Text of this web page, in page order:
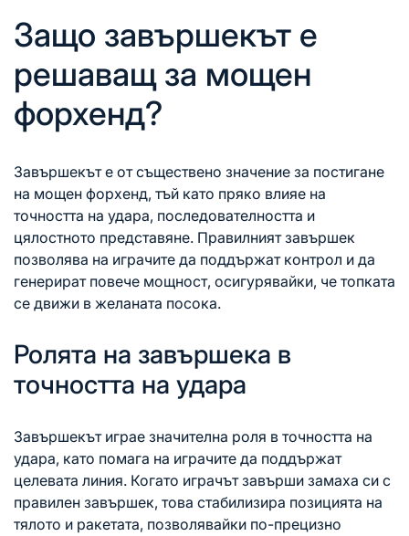
Защо завършекът е
решаващ за мощен
форхенд?
Завършекът е от съществено значение за постигане
на мощен форхенд, тъй като пряко влияе на
точността на удара, последователността и
цялостното представяне. Правилният завършек
позволява на играчите да поддържат контрол и да
генерират повече мощност, осигурявайки, че топката
се движи в желаната посока.
Ролята на завършека в
точността на удара
Завършекът играе значителна роля в точността на
удара, като помага на играчите да поддържат
целевата линия. Когато играчът завърши замаха си с
правилен завършек, това стабилизира позицията на
тялото и ракетата, позволявайки по-прецизно